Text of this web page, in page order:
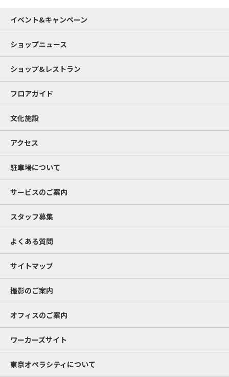
イベント&キャンペーン
ショップニュース
ショップ&レストラン
フロアガイド
文化施設
アクセス
駐車場について
サービスのご案内
スタッフ募集
よくある質問
サイトマップ
撮影のご案内
オフィスのご案内
ワーカーズサイト
東京オペラシティについて